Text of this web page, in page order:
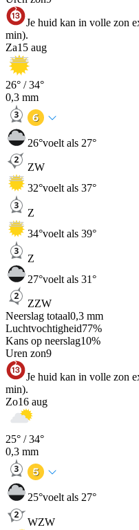
Je huid kan in volle zon
min).
Za15 aug
26° /34°
0,3 mm
26°voelt als 27°
ZW
32°voelt als 37°
Z
34°voelt als 39°
Z
27°voelt als 31°
ZZW
Neerslag totaal0,3 mm
Luchtvochtigheid77%
Kans op neerslag10%
Uren zon9
Je huid kan in volle zon
min).
Zo16 aug
25° /34°
0,3 mm
25°voelt als 27°
WZW